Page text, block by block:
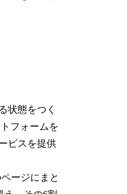
状態をつく
フォームを
ビスを提供
ージにまと